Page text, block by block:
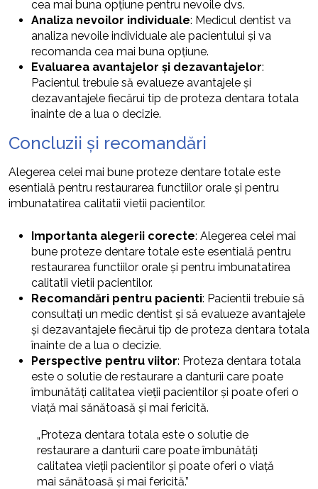
cea mai buna opțiune pentru nevoile dvs.
Analiza nevoilor individuale: Medicul dentist va
analiza nevoile individuale ale pacientului și va
recomanda cea mai buna opțiune.
Evaluarea avantajelor și dezavantajelor:
Pacientul trebuie să evalueze avantajele și
dezavantajele fiecărui tip de proteza dentara totala
înainte de a lua o decizie.
Concluzii și recomandări
Alegerea celei mai bune proteze dentare totale este
esentială pentru restaurarea functiilor orale și pentru
imbunatatirea calitatii vietii pacientilor.
Importanta alegerii corecte: Alegerea celei mai
bune proteze dentare totale este esentială pentru
restaurarea functiilor orale și pentru imbunatatirea
calitatii vietii pacientilor.
Recomandări pentru pacienti: Pacientii trebuie să
consultați un medic dentist și să evalueze avantajele
și dezavantajele fiecărui tip de proteza dentara totala
înainte de a lua o decizie.
Perspective pentru viitor: Proteza dentara totala
este o solutie de restaurare a danturii care poate
îmbunătăți calitatea vieții pacientilor și poate oferi o
viață mai sănătoasă și mai fericită.
„Proteza dentara totala este o solutie de
restaurare a danturii care poate îmbunătăți
calitatea vieții pacientilor și poate oferi o viață
mai sănătoasă și mai fericită.”